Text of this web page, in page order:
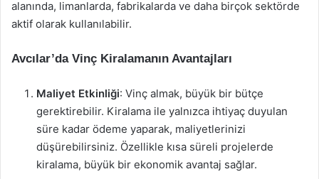
alanında, limanlarda, fabrikalarda ve daha birçok sektörde
aktif olarak kullanılabilir.
Avcılar’da Vinç Kiralamanın Avantajları
Maliyet Etkinliği: Vinç almak, büyük bir bütçe
gerektirebilir. Kiralama ile yalnızca ihtiyaç duyulan
süre kadar ödeme yaparak, maliyetlerinizi
düşürebilirsiniz. Özellikle kısa süreli projelerde
kiralama, büyük bir ekonomik avantaj sağlar.